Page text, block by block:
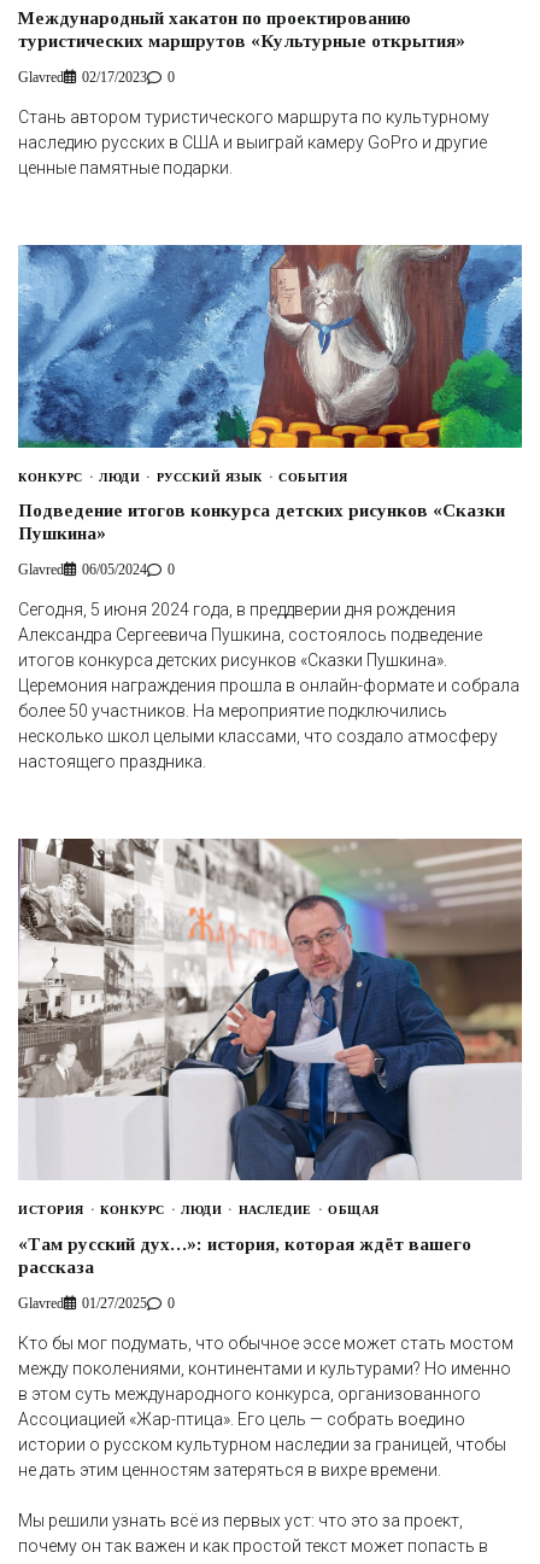
Международный хакатон по проектированию
туристических маршрутов «Культурные открытия»
Glavred 02/17/2023 0
Стань автором туристического маршрута по культурному
наследию русских в США и выиграй камеру GoPro и другие
ценные памятные подарки.
КОНКУРС ЛЮДИ РУССКИЙ ЯЗЫК СОБЫТИЯ
Подведение итогов конкурса детских рисунков «Сказки
Пушкина»
Glavred 06/05/2024 0
Сегодня, 5 июня 2024 года, в преддверии дня рождения
Александра Сергеевича Пушкина, состоялось подведение
итогов конкурса детских рисунков «Сказки Пушкина».
Церемония награждения прошла в онлайн-формате и собрала
более 50 участников. На мероприятие подключились
несколько школ целыми классами, что создало атмосферу
настоящего праздника.
ИСТОРИЯ КОНКУРС ЛЮДИ НАСЛЕДИЕ ОБЩАЯ
«Там русский дух…»: история, которая ждёт вашего
рассказа
Glavred 01/27/2025 0
Кто бы мог подумать, что обычное эссе может стать мостом
между поколениями, континентами и культурами? Но именно
в этом суть международного конкурса, организованного
Ассоциацией «Жар-птица». Его цель — собрать воедино
истории о русском культурном наследии за границей, чтобы
не дать этим ценностям затеряться в вихре времени.
Мы решили узнать всё из первых уст: что это за проект,
почему он так важен и как простой текст может попасть в